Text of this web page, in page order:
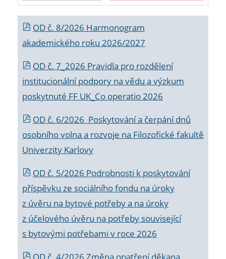
OD č. 8/2026 Harmonogram
akademického roku 2026/2027
OD č. 7_2026 Pravidla pro rozdělení
institucionální podpory na vědu a výzkum
poskytnuté FF UK_Co operatio 2026
OD č. 6/2026 Poskytování a čerpání dnů
osobního volna a rozvoje na Filozofické fakultě
Univerzity Karlovy
OD č. 5/2026 Podrobnosti k poskytování
příspěvku ze sociálního fondu na úroky
z úvěru na bytové potřeby a na úroky
z účelového úvěru na potřeby související
s bytovými potřebami v roce 2026